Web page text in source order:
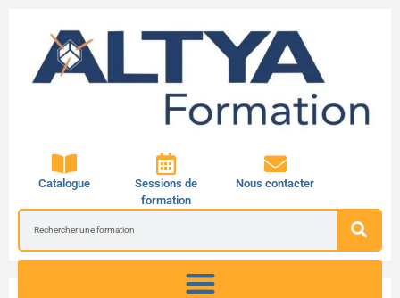
Catalogue
Sessions de
formation
Nous contacter